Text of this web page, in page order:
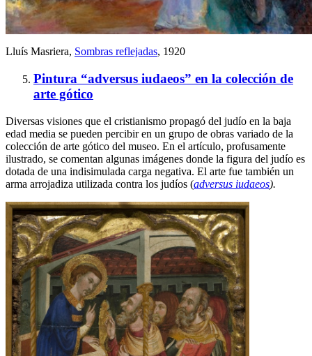
Lluís Masriera, Sombras reflejadas, 1920
Pintura “adversus iudaeos” en la colección de
arte gótico
Diversas visiones que el cristianismo propagó del judío en la baja
edad media se pueden percibir en un grupo de obras variado de la
colección de arte gótico del museo. En el artículo, profusamente
ilustrado, se comentan algunas imágenes donde la figura del judío es
dotada de una indisimulada carga negativa. El arte fue también un
arma arrojadiza utilizada contra los judíos (adversus iudaeos).